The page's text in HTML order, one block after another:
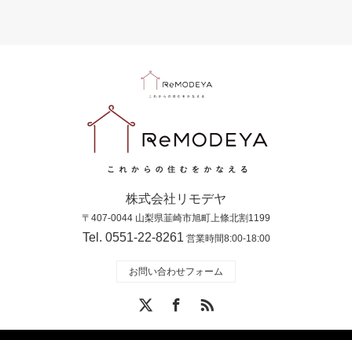
株式会社リモデヤ
〒407-0044 山梨県韮崎市旭町上條北割1199
Tel. 0551-22-8261営業時間8:00-18:00
お問い合わせフォーム
RSS